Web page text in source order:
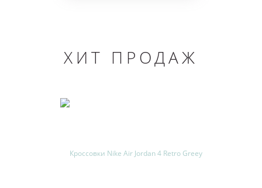
самого броского и смелого.
строению напоминает панель для приготовления вафель.
изморозью, будьте уверены:
ХИТ ПРОДАЖ